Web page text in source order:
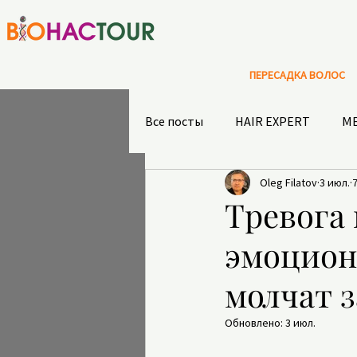
ПЕРЕСАДКА ВОЛОС
Все посты HAIR EXPERT
АКТИВНЫЙ ОТДЫХ В ТУРЦИИ
ИСТОРИЧЕСКИЕ ОТЕЛИ И
ЭКИПИРОВКА ДЛЯ
Тревога
молчат
Oleg Filatov3 июл.
Обновлено: 3 июл.